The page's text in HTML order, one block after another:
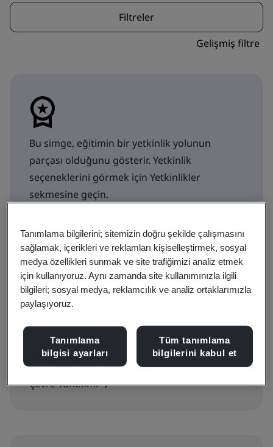
Filtreler
Gelişmiş filtre
Bu simge, eğitimin bir yetkinlik yolunun
parçası olduğunu gösterir. Yetkinlik
seçeneklerini görmek için Yetkinlikler
sekmesine geçin.
Gösteriliyor: 1-9 / 9 sonuçlar
Birden fazla sektör
ISO 14001:2026 Gereklilikler Eğitimi
Çevre Yönetimi
Tanımlama bilgilerini; sitemizin doğru şekilde çalışmasını
sağlamak, içerikleri ve reklamları kişiselleştirmek, sosyal
medya özellikleri sunmak ve site trafiğimizi analiz etmek
için kullanıyoruz. Aynı zamanda site kullanımınızla ilgili
bilgileri; sosyal medya, reklamcılık ve analiz ortaklarımızla
paylaşıyoruz.
Tanımlama
bilgisi ayarları
Tüm tanımlama
bilgilerini kabul et